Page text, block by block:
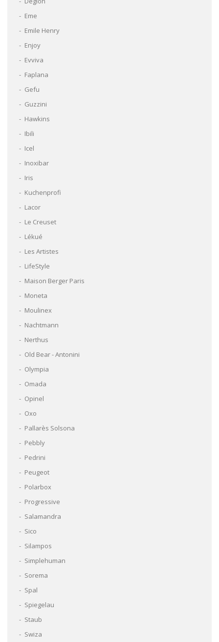
Eme
Emile Henry
Enjoy
Evviva
Faplana
Gefu
Guzzini
Hawkins
Ibili
Icel
Inoxibar
Iris
Kuchenprofi
Lacor
Le Creuset
Lékué
Les Artistes
LifeStyle
Maison Berger Paris
Moneta
Moulinex
Nachtmann
Nerthus
Old Bear - Antonini
Olympia
Omada
Opinel
Oxo
Pallarès Solsona
Pebbly
Pedrini
Peugeot
Polarbox
Progressive
Salamandra
Sico
Silampos
Simplehuman
Sorema
Spal
Spiegelau
Staub
Swiza